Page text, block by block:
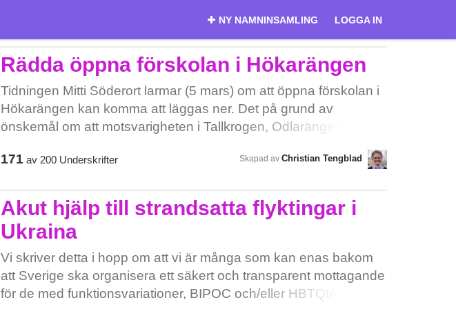
NY NAMNINSAMLING LOGGA IN
Rädda öppna förskolan i Hökarängen
Tidningen Mitti Söderort larmar (5 mars) om att öppna förskolan i
Hökarängen kan komma att läggas ner. Det på grund av
önskemål om att motsvarigheten i Tallkrogen, Odlarängen, skulle
olika stadsdelar mot varandra. Mötesplatser är inte bara trevligt
motståndskraft genom att fler känner varandra och kan hjälpas åt
vid krig. Stadsdelsnämnden skyller på budgeten, men det är
småsummor det handlar om och som ger en enorm
samhällsnytta. Skolborgarrådet måste ta Farsta stadsdelsnämnd
i örat och säg att det inte blir tal om någon nerläggning av
kommunens kärnverksamheter! Tvärtom borde budgeten ökas
171 av 200Underskrifter Skapad av Christian Tengblad
Akut hjälp till strandsatta flyktingar i
Ukraina
Vi skriver detta i hopp om att vi är många som kan enas bakom
att Sverige ska organisera ett säkert och transparent mottagande
för de med funktionsvariationer, BIPOC och/eller HBTQIA+